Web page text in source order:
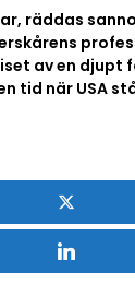
räddas
av en djupt
tid när USA